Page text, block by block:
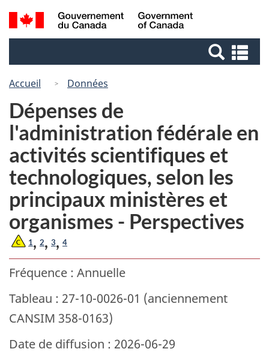
Passer
au
Passer
à
Canada
Recherche
et
et
Accueil Données
Dépenses de
l'administration fédérale en
activités scientifiques et
technologiques, selon les
principaux ministères et
organismes - Perspectives
1, 2, 3, 4
Fréquence : Annuelle
Tableau : 27-10-0026-01 (anciennement
CANSIM 358-0163)
Date de diffusion : 2026-06-29